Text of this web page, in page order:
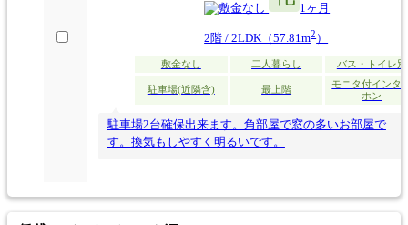
なし 1ヶ月
2階 / 2LDK（57.81m2）
敷金なし 二人暮らし バス・トイレ別
駐車場(近隣含) 最上階
モニタ付インタ
ホン
駐車場2台確保出来ます。角部屋で窓の多いお部屋で
す。換気もしやすく明るいです。